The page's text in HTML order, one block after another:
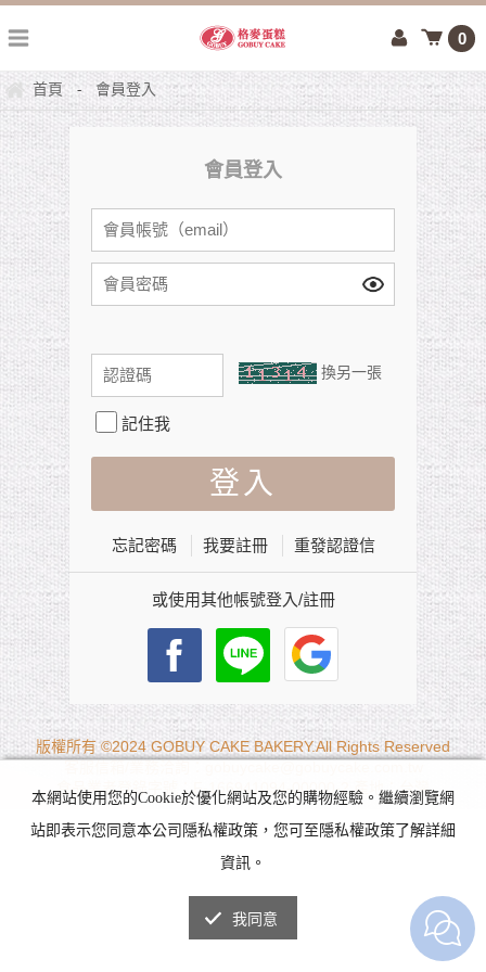
0
首頁 - 會員登入
會員登入
換另一張
記住我
忘記密碼 我要註冊 重發認證信
或使用其他帳號登入/註冊
版權所有 ©2024 GOBUY CAKE BAKERY.All Rights Reserved
食品業者登錄字號：F-166941094-00000-2 產地：台灣
本網站使用您的Cookie於優化網站及您的購物經驗。繼續瀏覽網
站即表示您同意本公司隱私權政策，您可至隱私權政策了解詳細
資訊。
我同意